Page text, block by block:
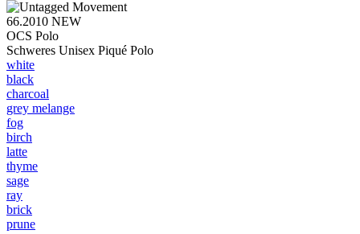
66.2010 NEW
OCS Polo
Schweres Unisex Piqué Polo
white
black
charcoal
grey melange
fog
birch
latte
thyme
sage
ray
brick
prune